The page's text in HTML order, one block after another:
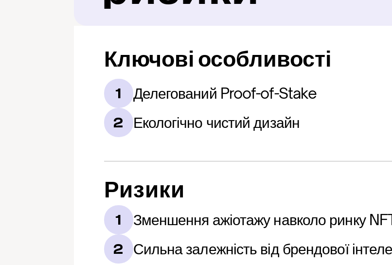
Ключові особливості
1 Делегований Proof-of-Stake
2 Екологічно чистий дизайн
Ризики
1 Зменшення ажіотажу навколо ринку
2 Сильна залежність від брендової